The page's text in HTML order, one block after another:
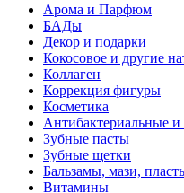
Арома и Парфюм
БАДы
Декор и подарки
Кокосовое и другие
Коллаген
Коррекция фигуры
Косметика
Антибактериальные и
Зубные пасты
Зубные щетки
Бальзамы, мази,
Витамины